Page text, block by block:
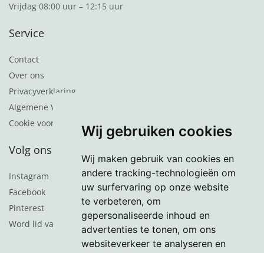
Wij gebruiken cookies
Wij maken gebruik van cookies en
andere tracking-technologieën om
uw surfervaring op onze website
te verbeteren, om
gepersonaliseerde inhoud en
advertenties te tonen, om ons
websiteverkeer te analyseren en
Vrijdag 08:00 uur – 12:15 uur
Service
Contact
Over ons
Privacyverklaring
Algemene Voorwaarden
Cookie voorkeuren
Volg ons
Instagram
Facebook
Pinterest
Word lid van de nieuwsbrief